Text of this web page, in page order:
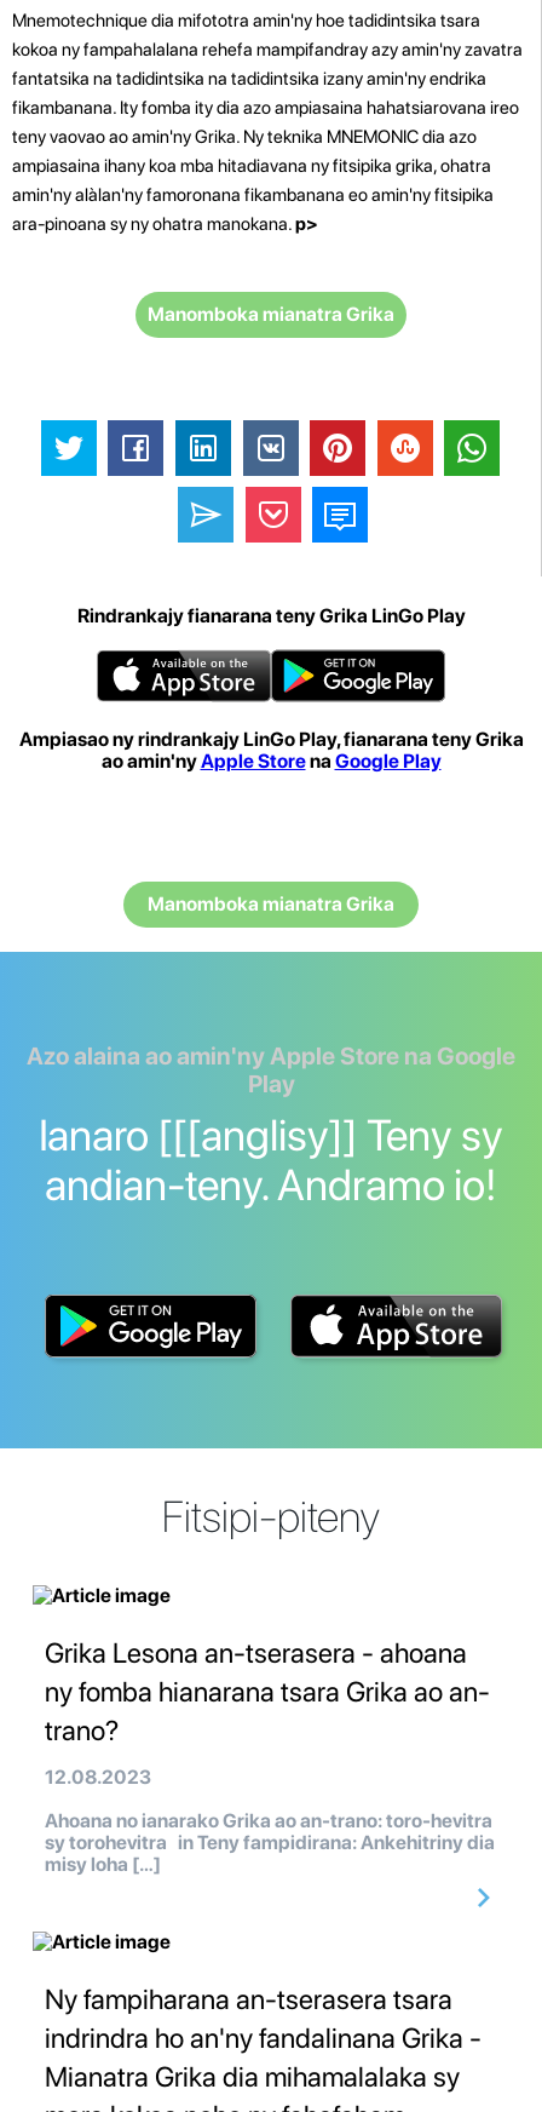
Mnemotechnique dia mifototra amin'ny hoe tadidintsika tsara
kokoa ny fampahalalana rehefa mampifandray azy amin'ny zavatra
fantatsika na tadidintsika na tadidintsika izany amin'ny endrika
fikambanana. Ity fomba ity dia azo ampiasaina hahatsiarovana ireo
teny vaovao ao amin'ny Grika. Ny teknika MNEMONIC dia azo
ampiasaina ihany koa mba hitadiavana ny fitsipika grika, ohatra
amin'ny alàlan'ny famoronana fikambanana eo amin'ny fitsipika
ara-pinoana sy ny ohatra manokana.p>
Manomboka mianatra Grika
Rindrankajy fianarana teny Grika LinGo Play
Ampiasao ny rindrankajy LinGo Play, fianarana teny Grika
ao amin'nyApple Storena Google Play
Manomboka mianatra Grika
Azo alaina ao amin'ny Apple Store na Google
Play
Ianaro [[[anglisy]] Teny sy
andian-teny. Andramo io!
Fitsipi-piteny
Grika Lesona an-tserasera - ahoana
ny fomba hianarana tsara Grika ao an-
trano?
12.08.2023
Ahoana no ianarako Grika ao an-trano: toro-hevitra
sy torohevitra in Teny fampidirana: Ankehitriny dia
misy loha […]
Ny fampiharana an-tserasera tsara
indrindra ho an'ny fandalinana Grika -
Mianatra Grika dia mihamalalaka sy